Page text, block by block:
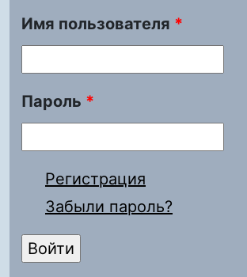
Имя пользователя *
Пароль *
Регистрация
Забыли пароль?